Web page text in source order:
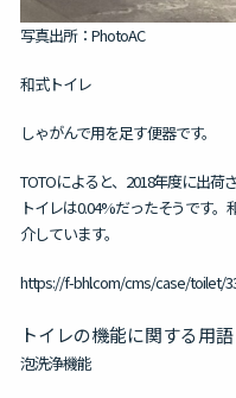
写真出所：PhotoAC
和式トイレ
しゃがんで用を足す便器です。
TOTOによると、2018年度に出
トイレは0.04%だったそうです
介しています。
https://f-bhl.com/cms/case/toilet/
トイレの機能に関する用語
泡洗浄機能